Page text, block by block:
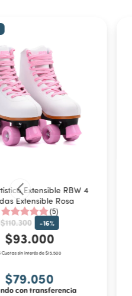
Extensible RBW 4
Extensible Rosa
(5)
$110.300 -16%
$93.000
Cuotas sin interés de $15.500
$79.050
con transferencia